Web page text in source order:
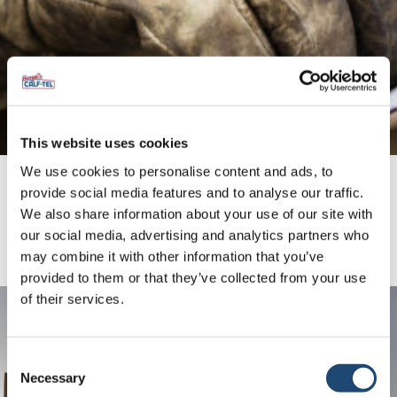
This website uses cookies
We use cookies to personalise content and ads, to
provide social media features and to analyse our traffic.
We also share information about your use of our site with
our social media, advertising and analytics partners who
may combine it with other information that you’ve
provided to them or that they’ve collected from your use
of their services.
Selection
Necessary
Home»Support»How-To Guides